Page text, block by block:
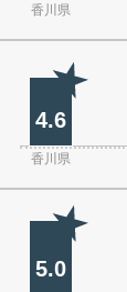
香川県
4.6
香川県
5.0